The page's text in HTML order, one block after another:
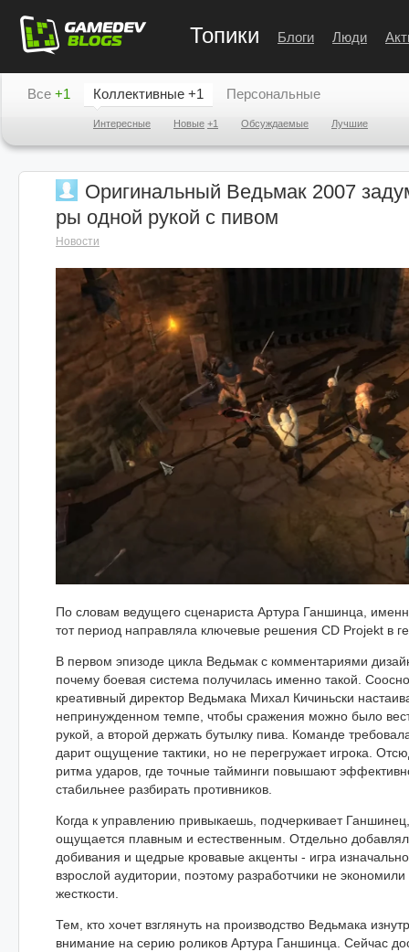
Топики Блоги Люди
Все +1 Коллективные +1
Интересные Новые +1 Обсуждаемые Лучшие
Персональные
Оригинальный Ведьмак 2007
ры одной рукой с пивом
Новости
По словам ведущего сценариста Артура Ганшинца,
тот период направляла ключевые решения CD Projekt в
В первом эпизоде цикла Ведьмак с комментариями
почему боевая система получилась именно такой.
креативный директор Ведьмака Михал Кичиньски
непринужденном темпе, чтобы сражения можно было
рукой, а второй держать бутылку пива. Команде
дарит ощущение тактики, но не перегружает игрока.
ритма ударов, где точные тайминги повышают
стабильнее разбирать противников.
Когда к управлению привыкаешь, подчеркивает
ощущается плавным и естественным. Отдельно
добивания и щедрые кровавые акценты - игра
взрослой аудитории, поэтому разработчики не
жесткости.
Тем, кто хочет взглянуть на производство Ведьмака
внимание на серию роликов Артура Ганшинца. Сейчас